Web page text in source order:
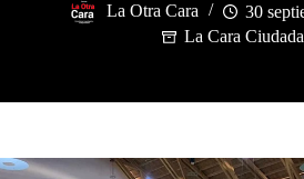
La Otra Cara
30
La Cara